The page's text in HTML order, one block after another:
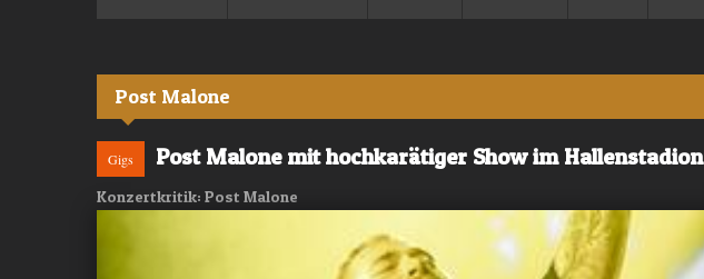
Post Malone
Gigs Post Malone mit hochkarätiger Show im Hallenstadion
Konzertkritik: Post Malone